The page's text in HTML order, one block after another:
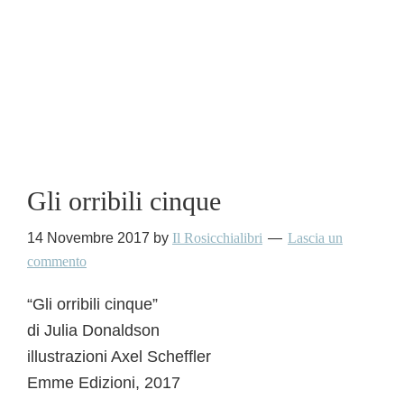
Gli orribili cinque
14 Novembre 2017 by Il Rosicchialibri
Lascia un
commento
“Gli orribili cinque”
di Julia Donaldson
illustrazioni Axel Scheffler
Emme Edizioni, 2017